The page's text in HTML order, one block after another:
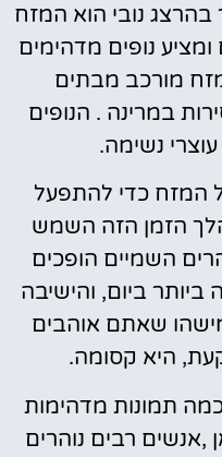
נובי הוא המזח
נופים מדהימים
מורכב מבתים
במרינה . הנופים
נשימה.
המזח כדי להתפעל
הזמן הזה השמש
השמיים הופכים
ביום, והישיבה
שאתם אוהבים
היא קסומה.
תמונות מדהימות
,אנשים רבים נוהרים